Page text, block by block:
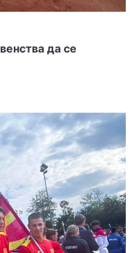
да се